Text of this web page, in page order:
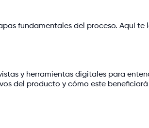
fundamentales del proceso. Aquí te
y herramientas digitales para
del producto y cómo este